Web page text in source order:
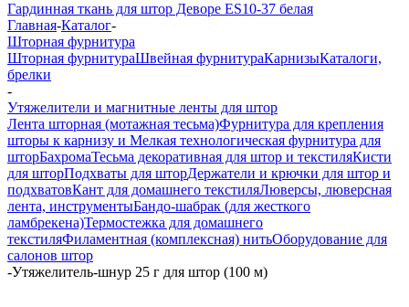
Гардинная ткань для штор Деворе ES10-37 белая
Главная-Каталог-
Шторная фурнитура
Шторная фурнитураШвейная фурнитураКарнизыКаталоги,
брелки
-
Утяжелители и магнитные ленты для штор
Лента шторная (мотажная тесьма)Фурнитура для крепления
шторы к карнизу и Мелкая технологическая фурнитура для
шторБахромаТесьма декоративная для штор и текстиляКисти
для шторПодхваты для шторДержатели и крючки для штор и
подхватовКант для домашнего текстиляЛюверсы, люверсная
лента, инструментыБандо-шабрак (для жесткого
ламбрекена)Термостежка для домашнего
текстиляФиламентная (комплексная) нитьОборудование для
салонов штор
-Утяжелитель-шнур 25 г для штор (100 м)